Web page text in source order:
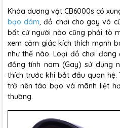
Khóa dương vật CB6000s có
bạo dâm, đồ chơi cho gay vô
bất cứ người nào cũng phải tò
xem cảm giác kích thích mạnh
như thế nào. Loại đồ chơi
đồng tính nam (Gay) sử dụng
thích trước khi bắt đầu quan
trở nên táo bạo và mãnh liệt
thường.